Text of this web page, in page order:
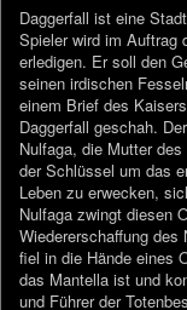
Daggerfall ist eine
Spieler wird im Auftrag
erledigen. Er soll den
seinen irdischen
einem Brief des
Daggerfall geschah.
Nulfaga, die Mutter
der Schlüssel um das
Leben zu erwecken,
Nulfaga zwingt diesen
Wiedererschaffung
fiel in die Hände eines
das Mantella ist und
und Führer der